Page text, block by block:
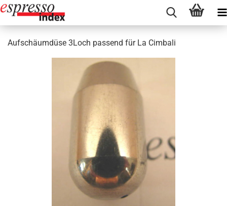
Aufschäumdüse 3Loch passend für La Cimbali